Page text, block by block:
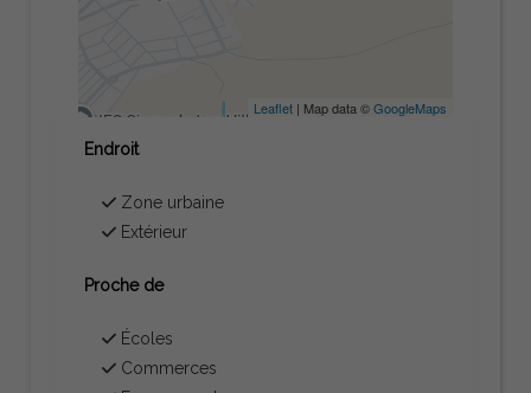
Leaflet| Map data ©GoogleMaps
Endroit
Zone urbaine
Extérieur
Proche de
Écoles
Commerces